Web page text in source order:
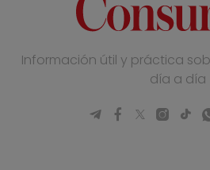
Información útil y práctica
día a día